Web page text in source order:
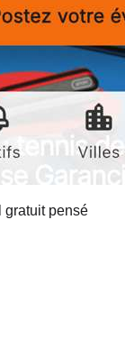
gratuit pensé